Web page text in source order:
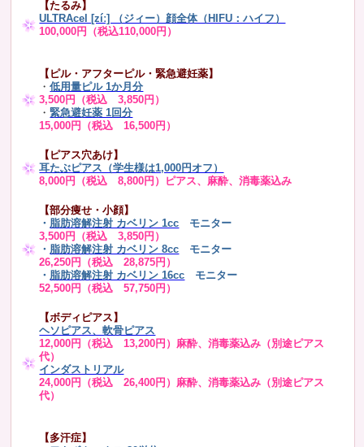
【たるみ】
ULTRAcel [zíː] （ジィー）顔全体（HIFU：ハイフ）
100,000円（税込110,000円）
【ピル・アフターピル・緊急避妊薬】
・低用量ピル 1か月分
3,500円（税込 3,850円）
・緊急避妊薬 1回分
15,000円（税込 16,500円）
【ピアス穴あけ】
耳たぶピアス（学生様は1,000円オフ）
8,000円（税込 8,800円）ピアス、麻酔、消毒薬込み
【部分痩せ・小顔】
・ 脂肪溶解注射 カベリン 1cc モニター
3,500円（税込 3,850円）
・ 脂肪溶解注射 カベリン 8cc モニター
26,250円（税込 28,875円）
・ 脂肪溶解注射 カベリン 16cc
モニター
52,500円（税込 57,750円）
【ボディピアス】
ヘソピアス、軟骨ピアス
12,000円（税込 13,200円）麻酔、消毒薬込み（別途ピアス
代）
インダストリアル
24,000円（税込 26,400円）麻酔、消毒薬込み（別途ピアス
代）
【多汗症】